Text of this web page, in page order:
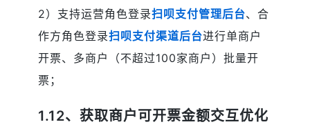
2）支持运营角色登录扫呗支付管理后台、合
作方角色登录扫呗支付渠道后台进行单商户
开票、多商户（不超过100家商户）批量开
票；
1.12、获取商户可开票金额交互优化